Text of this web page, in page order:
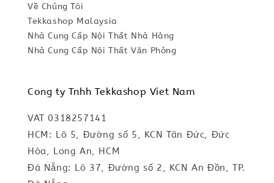
Về Chúng Tôi
Tekkashop Malaysia
Nhà Cung Cấp Nội Thất Nhà Hàng
Nhà Cung Cấp Nội Thất Văn Phòng
Cong ty Tnhh Tekkashop Viet Nam
VAT 0318257141
HCM: Lô 5, Đường số 5, KCN Tân Đức, Đức
Hòa, Long An, HCM
Đà Nẵng: Lô 37, Đường số 2, KCN An Đồn, TP.